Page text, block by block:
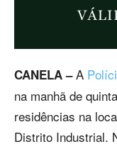
CANELA –A
na manhã de
residências na
Distrito Industrial.